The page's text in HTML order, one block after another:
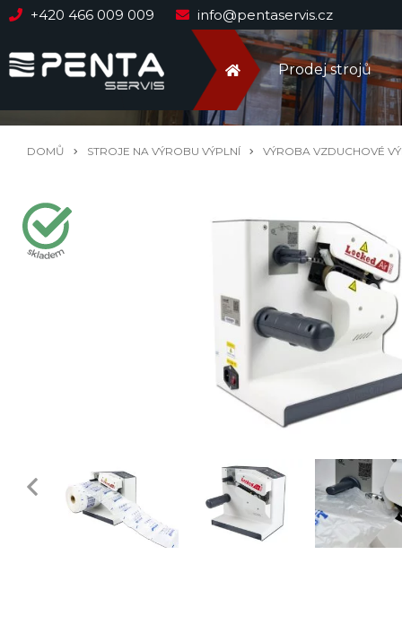
+420 466 009 009 info@pentaservis.cz
Prodej strojů
DOMŮ STROJE NA VÝROBU VÝPLNÍ VÝROBA VZDUCHOVÉ